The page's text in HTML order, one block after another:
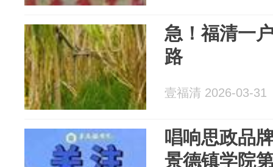
急！福清一
路
壹福清 2026-03-31
唱响思政品
景德镇学院